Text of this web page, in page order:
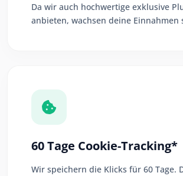
Da wir auch hochwertige exklusive
anbieten, wachsen deine Einnahmen
60 Tage Cookie-Tracking*
Wir speichern die Klicks für 60 Tage.